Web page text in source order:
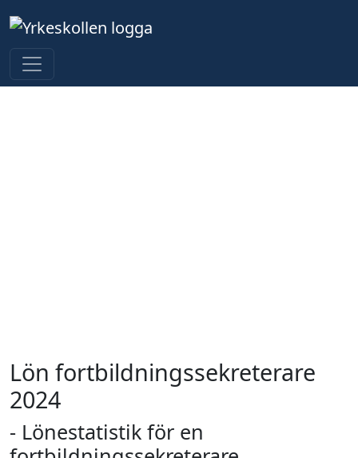
Lön fortbildningssekreterare
2024
- Lönestatistik för en